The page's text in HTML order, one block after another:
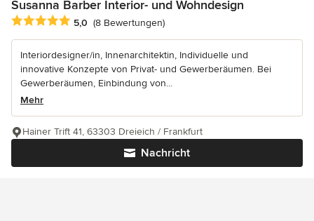
Susanna Barber Interior- und Wohndesign
Durchschnittliche Bewertung: 5 von 5 Sternen
5,0 (8 Bewertungen)
Interiordesigner/in, Innenarchitektin, Individuelle und
innovative Konzepte von Privat- und Gewerberäumen. Bei
Gewerberäumen, Einbindung von...
Mehr
Nachricht
Hainer Trift 41, 63303 Dreieich / Frankfurt